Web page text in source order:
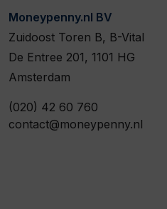
Moneypenny.nl BV
Zuidoost Toren B, B-Vital
De Entree 201, 1101 HG
Amsterdam
(020) 42 60 760
contact@moneypenny.nl